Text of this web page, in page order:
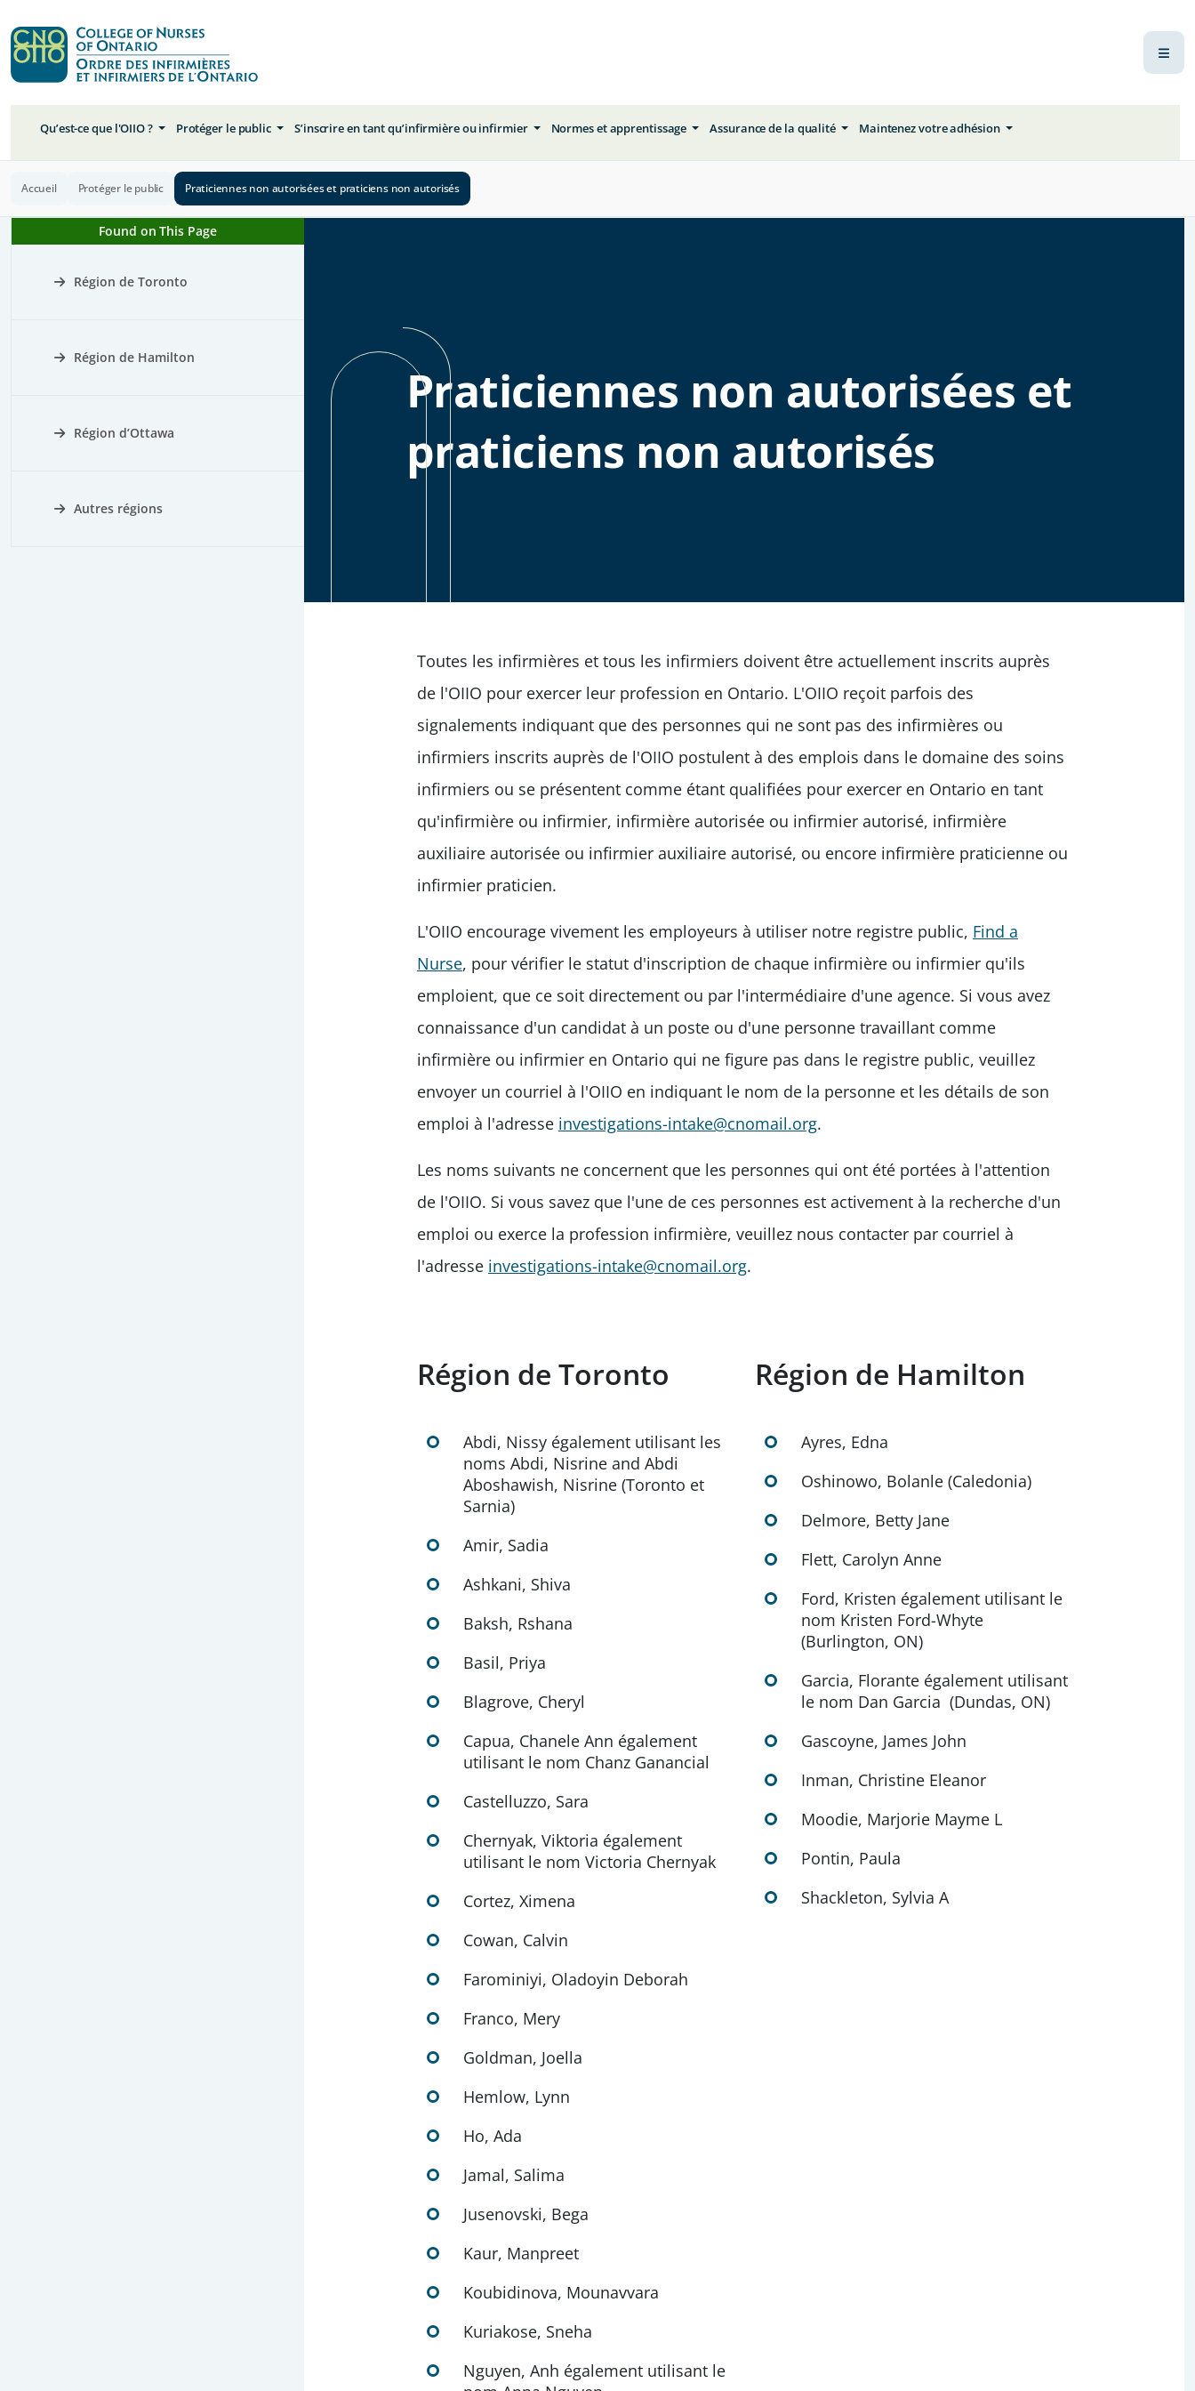
Qu’est-ce que l'OIIO ? Protéger le public S’inscrire en tant qu’infirmière ou infirmier Normes et apprentissage Assurance de la qualité Maintenez votre adhésion
Accueil Protéger le public Praticiennes non autorisées et praticiens non autorisés
Found on This Page
Région de Toronto
Région de Hamilton
Région d’Ottawa
Autres régions
Praticiennes non autorisées et
praticiens non autorisés
Toutes les infirmières et tous les infirmiers doivent être actuellement inscrits auprès
de l'OIIO pour exercer leur profession en Ontario. L'OIIO reçoit parfois des
signalements indiquant que des personnes qui ne sont pas des infirmières ou
infirmiers inscrits auprès de l'OIIO postulent à des emplois dans le domaine des soins
infirmiers ou se présentent comme étant qualifiées pour exercer en Ontario en tant
qu'infirmière ou infirmier, infirmière autorisée ou infirmier autorisé, infirmière
auxiliaire autorisée ou infirmier auxiliaire autorisé, ou encore infirmière praticienne ou
infirmier praticien.
L'OIIO encourage vivement les employeurs à utiliser notre registre public, Find a
Nurse, pour vérifier le statut d'inscription de chaque infirmière ou infirmier qu'ils
emploient, que ce soit directement ou par l'intermédiaire d'une agence. Si vous avez
connaissance d'un candidat à un poste ou d'une personne travaillant comme
infirmière ou infirmier en Ontario qui ne figure pas dans le registre public, veuillez
envoyer un courriel à l'OIIO en indiquant le nom de la personne et les détails de son
emploi à l'adresse investigations-intake@cnomail.org.
Les noms suivants ne concernent que les personnes qui ont été portées à l'attention
de l'OIIO. Si vous savez que l'une de ces personnes est activement à la recherche d'un
emploi ou exerce la profession infirmière, veuillez nous contacter par courriel à
l'adresse investigations-intake@cnomail.org.
Région de Toronto
Abdi, Nissy également utilisant les
noms Abdi, Nisrine and Abdi
Aboshawish, Nisrine (Toronto et
Sarnia)
Amir, Sadia
Ashkani, Shiva
Baksh, Rshana
Basil, Priya
Blagrove, Cheryl
Capua, Chanele Ann également
utilisant le nom Chanz Ganancial
Castelluzzo, Sara
Chernyak, Viktoria également
utilisant le nom Victoria Chernyak
Cortez, Ximena
Cowan, Calvin
Farominiyi, Oladoyin Deborah
Franco, Mery
Goldman, Joella
Hemlow, Lynn
Ho, Ada
Jamal, Salima
Jusenovski, Bega
Kaur, Manpreet
Koubidinova, Mounavvara
Kuriakose, Sneha
Nguyen, Anh également utilisant le
Région de Hamilton
Ayres, Edna
Oshinowo, Bolanle (Caledonia)
Delmore, Betty Jane
Flett, Carolyn Anne
Ford, Kristen également utilisant le
nom Kristen Ford-Whyte
(Burlington, ON)
Garcia, Florante également utilisant
le nom Dan Garcia (Dundas, ON)
Gascoyne, James John
Inman, Christine Eleanor
Moodie, Marjorie Mayme L
Pontin, Paula
Shackleton, Sylvia A